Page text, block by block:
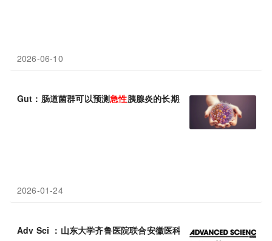
2026-06-10
Gut：肠道菌群可以预测急性胰腺炎的长期并发症
2026-01-24
Adv Sci ：山东大学齐鲁医院联合安徽医科大学第二附属医院发现